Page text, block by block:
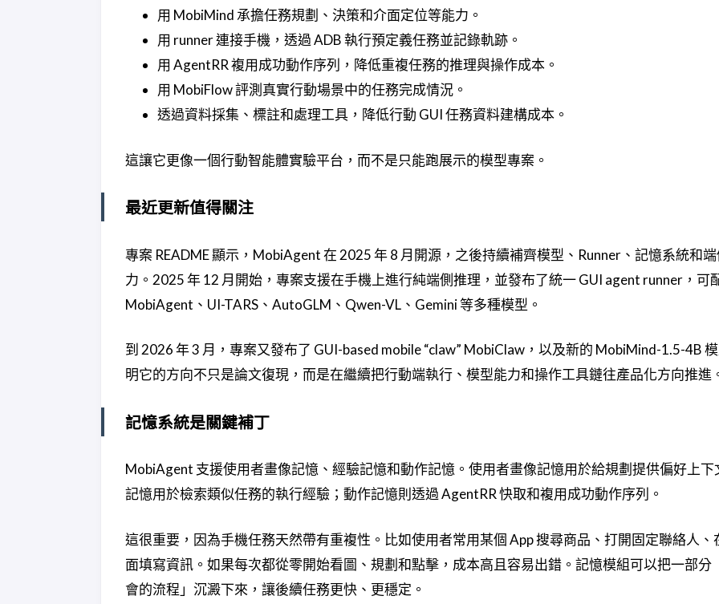
用 MobiMind 承擔任務規劃、決策和介面定位等能力。
用 runner 連接手機，透過 ADB 執行預定義任務並記錄軌跡。
用 AgentRR 複用成功動作序列，降低重複任務的推理與操作成本。
用 MobiFlow 評測真實行動場景中的任務完成情況。
透過資料採集、標註和處理工具，降低行動 GUI 任務資料建構成本。
這讓它更像一個行動智能體實驗平台，而不是只能跑展示的模型專案。
最近更新值得關注
專案 README 顯示，MobiAgent 在 2025 年 8 月開源，之後持續補齊模型、Runner、記憶系統和
力。2025 年 12 月開始，專案支援在手機上進行純端側推理，並發布了統一 GUI agent runner，可
MobiAgent、UI-TARS、AutoGLM、Qwen-VL、Gemini 等多種模型。
到 2026 年 3 月，專案又發布了 GUI-based mobile “claw” MobiClaw，以及新的 MobiMind-1.5-4B
明它的方向不只是論文復現，而是在繼續把行動端執行、模型能力和操作工具鏈往產品化方向推進
記憶系統是關鍵補丁
MobiAgent 支援使用者畫像記憶、經驗記憶和動作記憶。使用者畫像記憶用於給規劃提供偏好上下
記憶用於檢索類似任務的執行經驗；動作記憶則透過 AgentRR 快取和複用成功動作序列。
這很重要，因為手機任務天然帶有重複性。比如使用者常用某個 App 搜尋商品、打開固定聯絡人、
面填寫資訊。如果每次都從零開始看圖、規劃和點擊，成本高且容易出錯。記憶模組可以把一部分
會的流程」沉澱下來，讓後續任務更快、更穩定。